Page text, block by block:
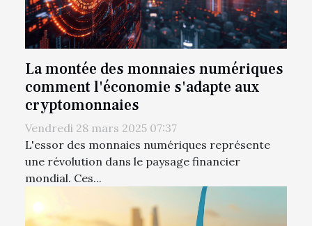
La montée des monnaies numériques
comment l'économie s'adapte aux
cryptomonnaies
Vendredi 28 mars 2025 07:37
L'essor des monnaies numériques représente
une révolution dans le paysage financier
mondial. Ces...